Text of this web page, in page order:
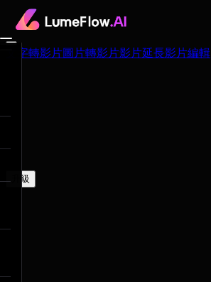
文字轉影片圖片轉影片影片延長影片編輯
升級